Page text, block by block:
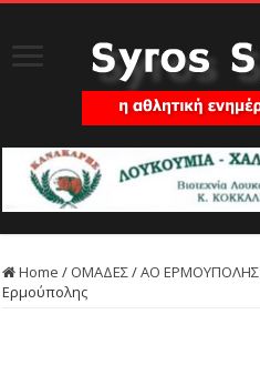
Home / ΟΜΑΔΕΣ/ΑΟ ΕΡΜΟΥΠΟΛΗΣ
Ερμούπολης